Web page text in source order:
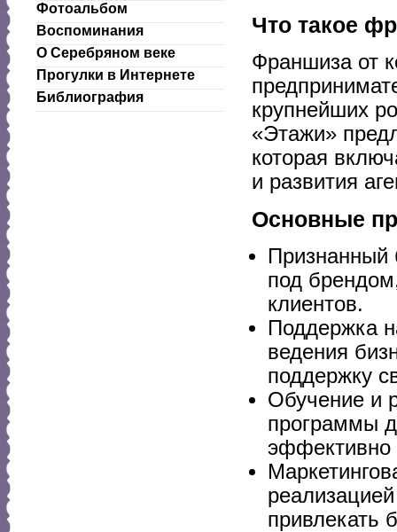
Фотоальбом
Воспоминания
О Серебряном веке
Прогулки в Интернете
Библиография
Что такое
Франшиза от
крупнейших
«Этажи»
которая
и развития
Основные
Признанный
под
клиентов.
Поддержка
ведения
поддержку
Обучение и
программы
эффективно
привлекать